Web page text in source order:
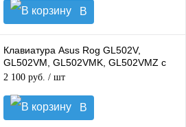
В
корзину
Клавиатура Asus Rog GL502V,
GL502VM, GL502VMK, GL502VMZ с
подсветкой
2 100 руб. / шт
В